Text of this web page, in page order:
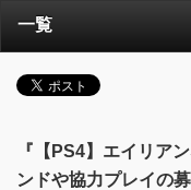
一覧
『【PS4】エイリア
ンドや協力プレイの